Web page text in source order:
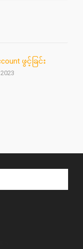
ဖွင့်ခြင်း